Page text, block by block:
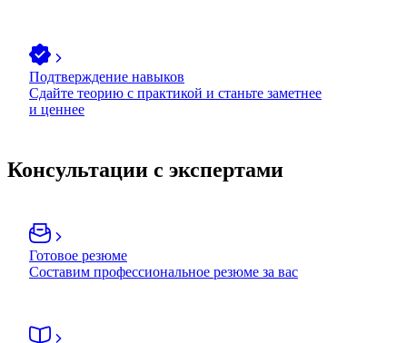
Подтверждение навыков
Сдайте теорию с практикой и станьте заметнее
и ценнее
Консультации с экспертами
Готовое резюме
Составим профессиональное резюме за вас